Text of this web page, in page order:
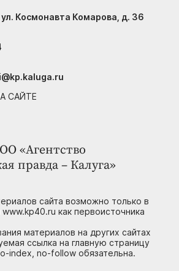
«Агентство
правда – Калуга»
сайта возможно только в
как первоисточника
материалов на других сайтах
ссылка на главную страницу
index, no-follow обязательна.
Космонавта Комарова, д. 36
САЙТЕ